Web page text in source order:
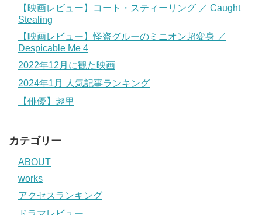
【映画レビュー】コート・スティーリング ／ Caught
Stealing
【映画レビュー】怪盗グルーのミニオン超変身 ／
Despicable Me 4
2022年12月に観た映画
2024年1月 人気記事ランキング
【俳優】趣里
カテゴリー
ABOUT
works
アクセスランキング